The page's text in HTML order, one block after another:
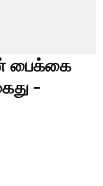
பைக்கை
-